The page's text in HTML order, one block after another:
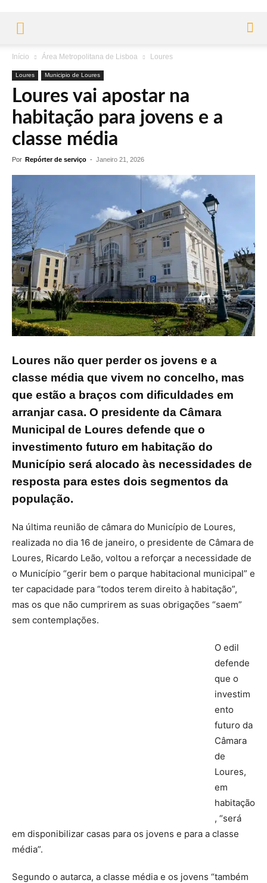
Início Área Metropolitana de Lisboa Loures
Loures Municipio de Loures
Loures vai apostar na
habitação para jovens e a
classe média
Por Repórter de serviço - Janeiro 21, 2026
Loures não quer perder os jovens e a
classe média que vivem no concelho, mas
que estão a braços com dificuldades em
arranjar casa. O presidente da Câmara
Municipal de Loures defende que o
investimento futuro em habitação do
Município será alocado às necessidades de
resposta para estes dois segmentos da
população.
Na última reunião de câmara do Município de Loures,
realizada no dia 16 de janeiro, o presidente de Câmara de
Loures, Ricardo Leão, voltou a reforçar a necessidade de
o Município “gerir bem o parque habitacional municipal” e
ter capacidade para “todos terem direito à habitação”,
mas os que não cumprirem as suas obrigações “saem”
sem contemplações.
O edil
defende
que o
investim
ento
futuro da
Câmara
de
Loures,
em
habitação
, “será
em disponibilizar casas para os jovens e para a classe
média”.
Segundo o autarca, a classe média e os jovens “também